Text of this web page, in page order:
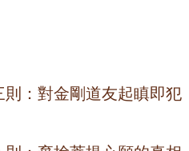
：對金剛道友起瞋即犯